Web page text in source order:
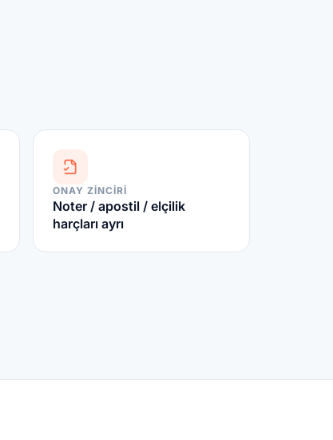
ONAY ZINCIRI
Noter / apostil / elçilik
harçları ayrı